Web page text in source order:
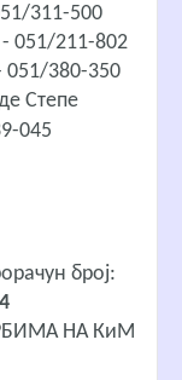
311-500
051/211-802
051/380-350
Степе
045
број:
НА КиМ